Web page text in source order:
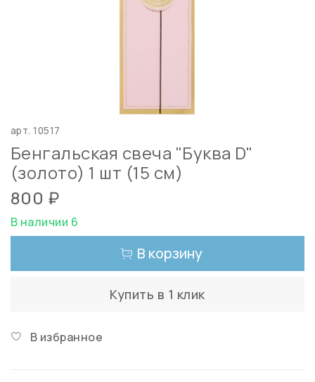
арт.10517
Бенгальская свеча "Буква D"
(золото) 1 шт (15 см)
800 ₽
В наличии 6
В корзину
Купить в 1 клик
В избранное